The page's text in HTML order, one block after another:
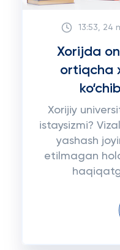
13:53, 24
Xorijda
ortiqcha
Xorijiy
istaysizmi?
yashash
etilmagan